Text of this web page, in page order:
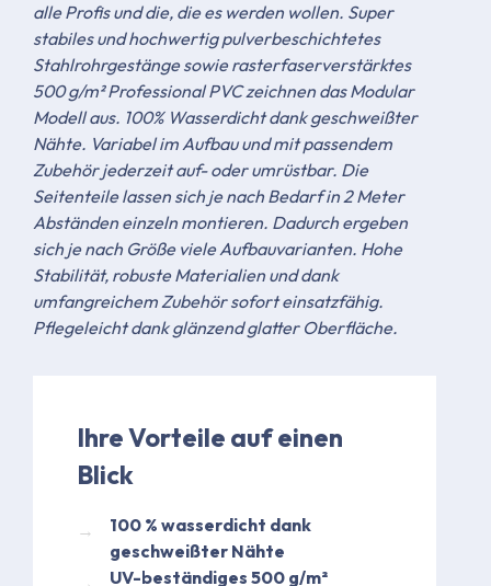
alle Profis und die, die es werden wollen. Super
stabiles und hochwertig pulverbeschichtetes
Stahlrohrgestänge sowie rasterfaserverstärktes
500 g/m² Professional PVC zeichnen das Modular
Modell aus. 100% Wasserdicht dank geschweißter
Nähte. Variabel im Aufbau und mit passendem
Zubehör jederzeit auf- oder umrüstbar. Die
Seitenteile lassen sich je nach Bedarf in 2 Meter
Abständen einzeln montieren. Dadurch ergeben
sich je nach Größe viele Aufbauvarianten. Hohe
Stabilität, robuste Materialien und dank
umfangreichem Zubehör sofort einsatzfähig.
Pflegeleicht dank glänzend glatter Oberfläche.
Ihre Vorteile auf einen
Blick
​100 % wasserdicht dank
geschweißter Nähte​
UV-beständiges 500 g/m²